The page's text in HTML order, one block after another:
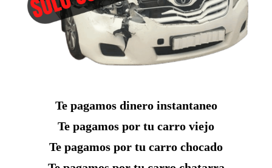
Te pagamos dinero instantaneo
Te pagamos por tu carro viejo
Te pagamos por tu carro chocado